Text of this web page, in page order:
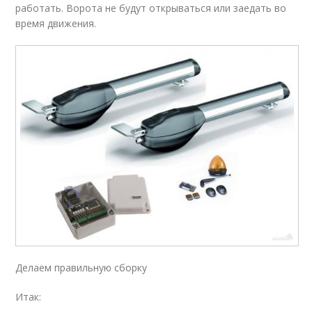
работать. Ворота не будут открываться или заедать во
время движения.
Делаем правильную сборку
Итак: